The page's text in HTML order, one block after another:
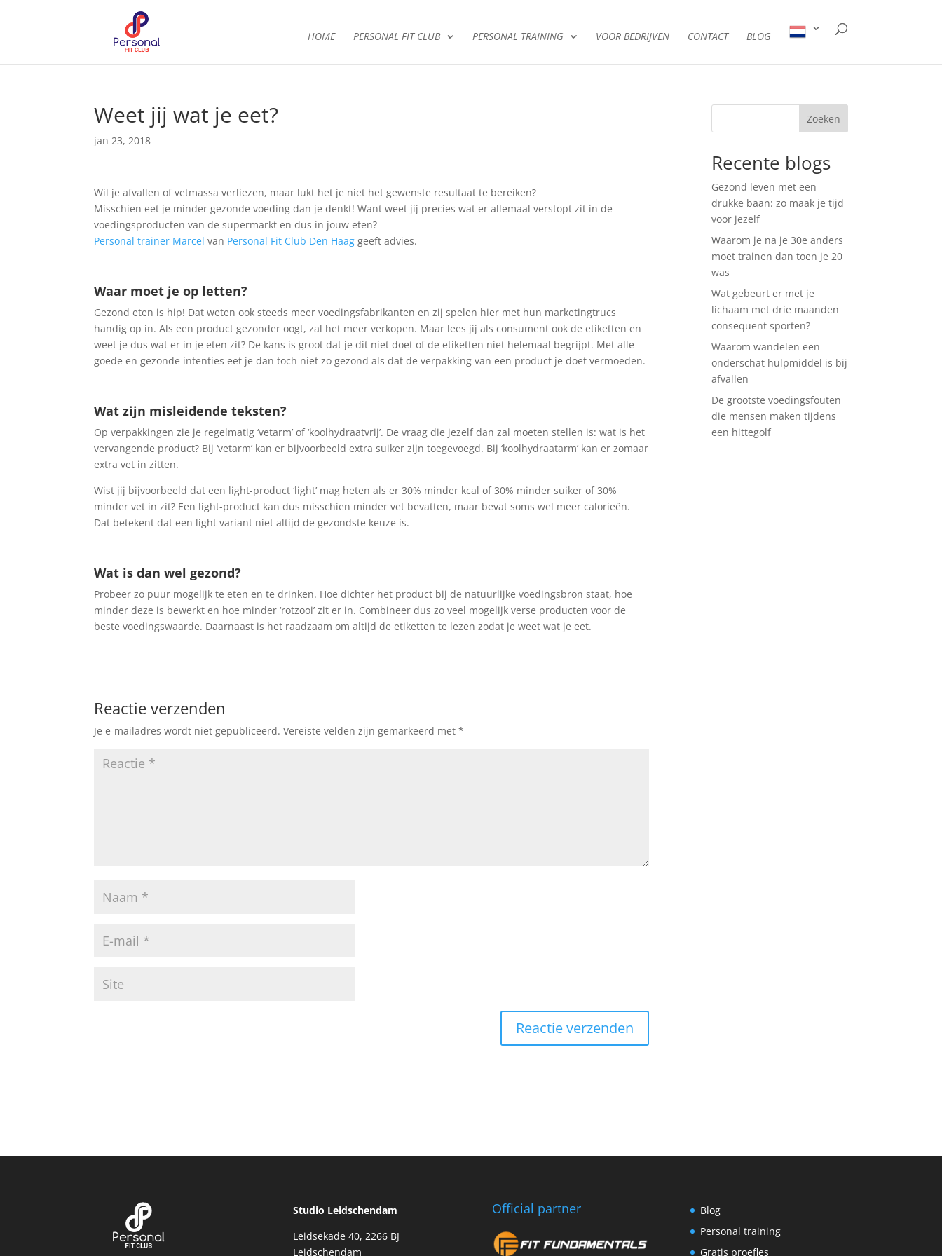
HOME PERSONAL FIT CLUB PERSONAL TRAINING VOOR BEDRIJVEN CONTACT BLOG
Weet jij wat je eet?
jan 23, 2018
Wil je afvallen of vetmassa verliezen, maar lukt het je niet het gewenste resultaat te bereiken?
Misschien eet je minder gezonde voeding dan je denkt! Want weet jij precies wat er allemaal verstopt zit in de
voedingsproducten van de supermarkt en dus in jouw eten?
Personal trainer Marcel van Personal Fit Club Den Haag geeft advies.
Waar moet je op letten?
Gezond eten is hip! Dat weten ook steeds meer voedingsfabrikanten en zij spelen hier met hun marketingtrucs
handig op in. Als een product gezonder oogt, zal het meer verkopen. Maar lees jij als consument ook de etiketten en
weet je dus wat er in je eten zit? De kans is groot dat je dit niet doet of de etiketten niet helemaal begrijpt. Met alle
goede en gezonde intenties eet je dan toch niet zo gezond als dat de verpakking van een product je doet vermoeden.
Wat zijn misleidende teksten?
Op verpakkingen zie je regelmatig ‘vetarm’ of ‘koolhydraatvrij’. De vraag die jezelf dan zal moeten stellen is: wat is het
vervangende product? Bij ‘vetarm’ kan er bijvoorbeeld extra suiker zijn toegevoegd. Bij ‘koolhydraatarm’ kan er zomaar
extra vet in zitten.
Wist jij bijvoorbeeld dat een light-product ‘light’ mag heten als er 30% minder kcal of 30% minder suiker of 30%
minder vet in zit? Een light-product kan dus misschien minder vet bevatten, maar bevat soms wel meer calorieën.
Dat betekent dat een light variant niet altijd de gezondste keuze is.
Wat is dan wel gezond?
Probeer zo puur mogelijk te eten en te drinken. Hoe dichter het product bij de natuurlijke voedingsbron staat, hoe
minder deze is bewerkt en hoe minder ‘rotzooi’ zit er in. Combineer dus zo veel mogelijk verse producten voor de
beste voedingswaarde. Daarnaast is het raadzaam om altijd de etiketten te lezen zodat je weet wat je eet.
Reactie verzenden
Je e-mailadres wordt niet gepubliceerd. Vereiste velden zijn gemarkeerd met*
Zoeken
Recente blogs
Gezond leven met een
drukke baan: zo maak je tijd
voor jezelf
Waarom je na je 30e anders
moet trainen dan toen je 20
was
Wat gebeurt er met je
lichaam met drie maanden
consequent sporten?
Waarom wandelen een
onderschat hulpmiddel is bij
afvallen
De grootste voedingsfouten
die mensen maken tijdens
een hittegolf
Studio Leidschendam
Leidsekade 40, 2266 BJ
Leidschendam
Official partner
Blog
Personal training
Gratis proefles